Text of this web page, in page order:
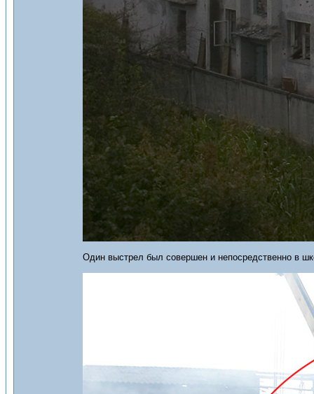
Один выстрел был совершен и непосредственно в